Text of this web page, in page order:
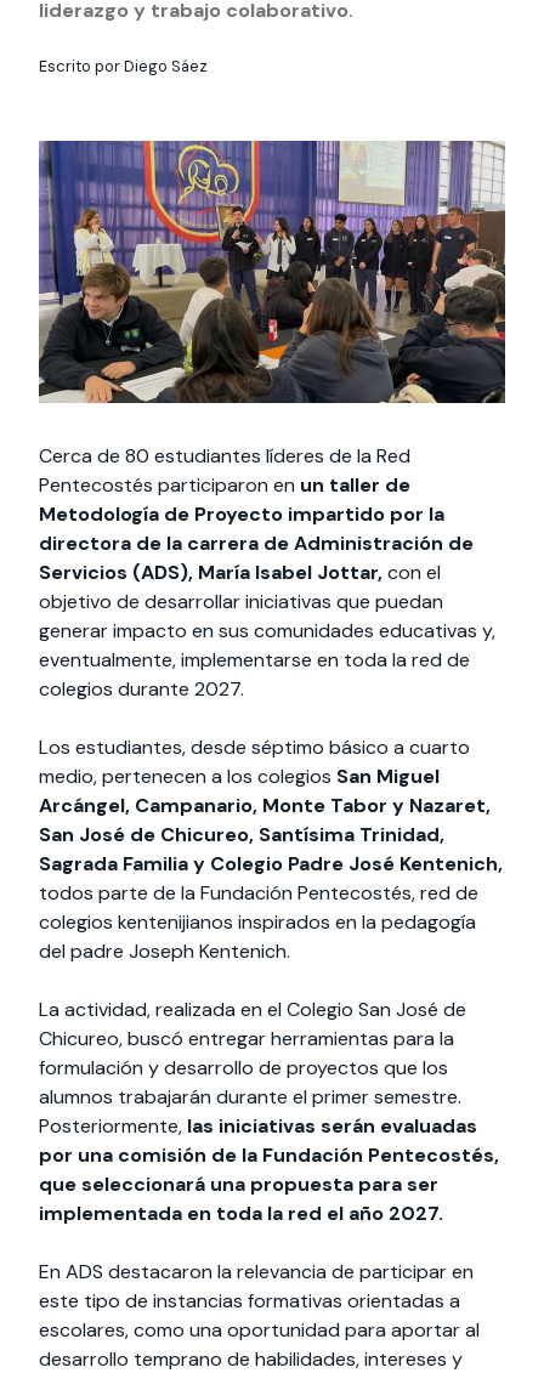
cursos
Especialidades y
Te puede
interesar:
International
students
Facultades
interesar:
2025
vinculación con la
Extensión Cultural
Te puede interesar:Filantropía y Donaciones
intercambio
Servicios y apoyos
Te puede
interesar:
Explora el campus
Uandes
Noticias
estudiantiles
liderazgo y trabajo colaborativo.
Escrito por Diego Sáez
Cerca de 80 estudiantes líderes de la Red
Pentecostés participaron en un taller de
Metodología de Proyecto impartido por la
directora de la carrera de Administración de
Servicios (ADS), María Isabel Jottar,con el
objetivo de desarrollar iniciativas que puedan
generar impacto en sus comunidades educativas y,
eventualmente, implementarse en toda la red de
colegios durante 2027.
Los estudiantes, desde séptimo básico a cuarto
medio, pertenecen a los colegios San Miguel
Arcángel, Campanario, Monte Tabor y Nazaret,
San José de Chicureo, Santísima Trinidad,
Sagrada Familia y Colegio Padre José Kentenich,
todos parte de la Fundación Pentecostés, red de
colegios kentenijianos inspirados en la pedagogía
del padre Joseph Kentenich.
La actividad, realizada en el Colegio San José de
Chicureo, buscó entregar herramientas para la
formulación y desarrollo de proyectos que los
alumnos trabajarán durante el primer semestre.
Posteriormente, las iniciativas serán evaluadas
por una comisión de la Fundación Pentecostés,
que seleccionará una propuesta para ser
implementada en toda la red el año 2027.
En ADS destacaron la relevancia de participar en
este tipo de instancias formativas orientadas a
escolares, como una oportunidad para aportar al
desarrollo temprano de habilidades, intereses y